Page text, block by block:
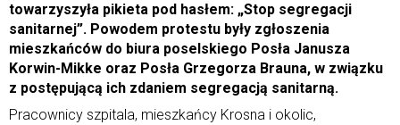
towarzyszyła pikieta pod hasłem: „Stop segregacji
sanitarnej”. Powodem protestu były zgłoszenia
mieszkańców do biura poselskiego Posła Janusza
Korwin-Mikke oraz Posła Grzegorza Brauna, w związku
z postępującą ich zdaniem segregacją sanitarną.
Pracownicy szpitala, mieszkańcy Krosna i okolic,